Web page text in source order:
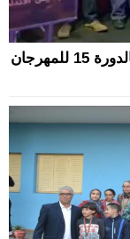
” الرباط والدارالبيضاء والجديدة” تحتفي بالدورة 15 للمهرجان